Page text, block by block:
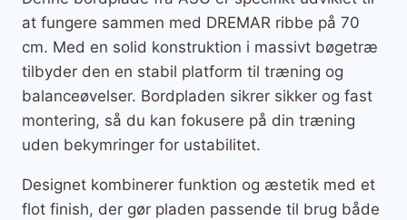
at fungere sammen med DREMAR ribbe på 70
cm. Med en solid konstruktion i massivt bøgetræ
tilbyder den en stabil platform til træning og
balanceøvelser. Bordpladen sikrer sikker og fast
montering, så du kan fokusere på din træning
uden bekymringer for ustabilitet.
Designet kombinerer funktion og æstetik med et
flot finish, der gør pladen passende til brug både